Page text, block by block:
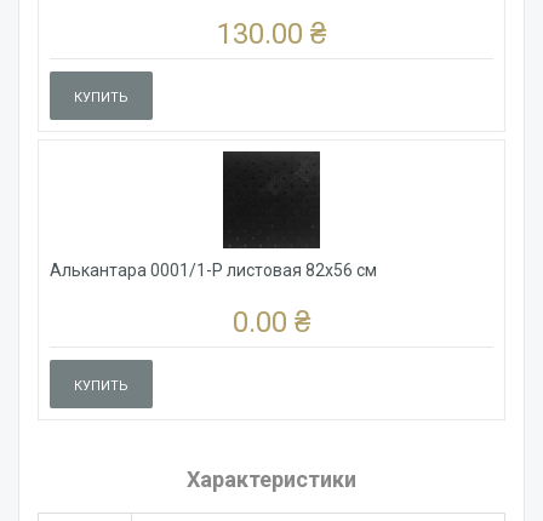
130.00 ₴
КУПИТЬ
Алькантара 0001/1-P листовая 82x56 см
0.00 ₴
КУПИТЬ
Характеристики